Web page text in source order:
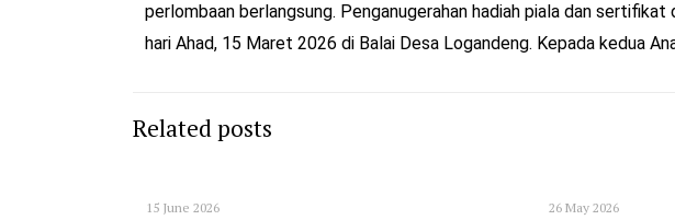
perlombaan berlangsung. Penganugerahan hadiah piala dan
hari Ahad, 15 Maret 2026 di Balai Desa Logandeng. Kepada kedua
Related posts
15 June 2026 26 May 2026